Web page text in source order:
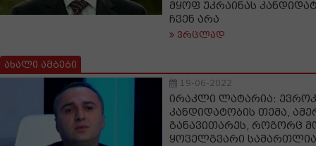
მყოფ უკრაინას
ჩვენ არა
ვრცლად
ახალი ამბები
19-06-2022
ირაკლი ლატარია:
კანდიდატობის თემა,
განავითარეს, როგორც
ყოველგვარი